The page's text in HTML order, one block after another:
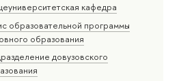
кафедра
образовательной программы
образования
довузовского